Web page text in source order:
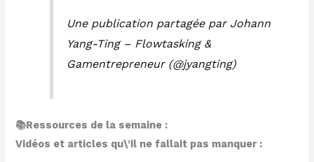
Une publication partagée par Johann
Yang-Ting – Flowtasking &
Gamentrepreneur (@jyangting)
📚Ressources de la semaine :
Vidéos et articles qu\’il ne fallait pas manquer :